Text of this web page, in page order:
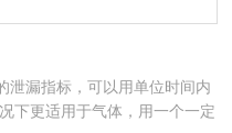
泄漏指标，可以用单位时间内
下更适用于气体，用一个一定